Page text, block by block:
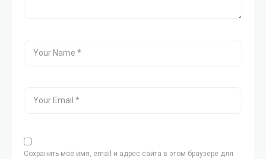
Сохранить моё имя, email и адрес сайта в этом браузере для